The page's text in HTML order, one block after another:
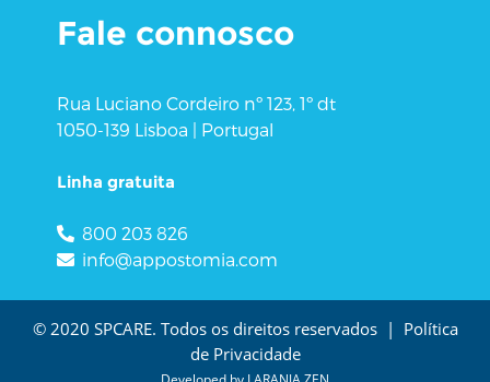
Fale connosco
Rua Luciano Cordeiro nº 123, 1º dt
1050-139 Lisboa | Portugal
Linha gratuita
800 203 826
info@appostomia.com
© 2020 SPCARE. Todos os direitos reservados | Política
de Privacidade